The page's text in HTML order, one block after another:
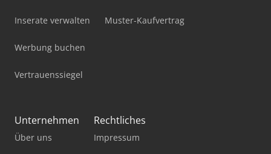
Inserate verwalten
Werbung buchen
Vertrauenssiegel
Muster-Kaufvertrag
Unternehmen
Über uns
Rechtliches
Impressum